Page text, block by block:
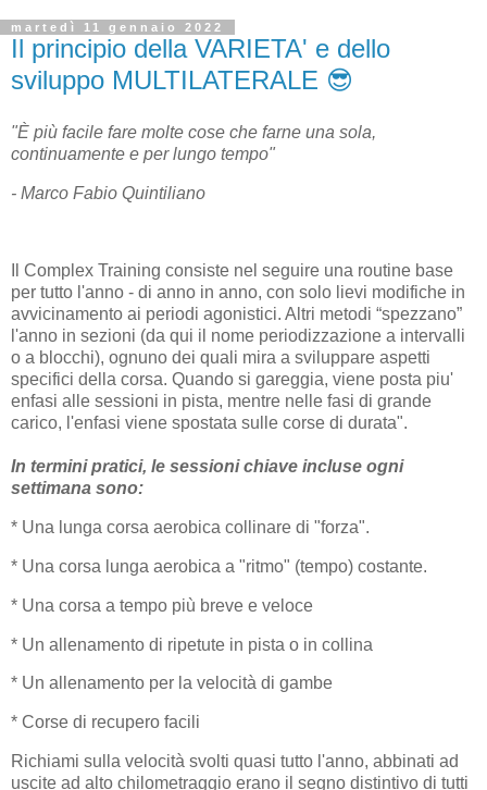
martedì 11 gennaio 2022
Il principio della VARIETA' e dello
sviluppo MULTILATERALE 😎
"È più facile fare molte cose che farne una sola,
continuamente e per lungo tempo"
- Marco Fabio Quintiliano
Il Complex Training consiste nel seguire una routine base
per tutto l'anno - di anno in anno, con solo lievi modifiche in
avvicinamento ai periodi agonistici. Altri metodi “spezzano”
l'anno in sezioni (da qui il nome periodizzazione a intervalli
o a blocchi), ognuno dei quali mira a sviluppare aspetti
specifici della corsa. Quando si gareggia, viene posta piu'
enfasi alle sessioni in pista, mentre nelle fasi di grande
carico, l'enfasi viene spostata sulle corse di durata".
In termini pratici, le sessioni chiave incluse ogni
settimana sono:
* Una lunga corsa aerobica collinare di "forza".
* Una corsa lunga aerobica a "ritmo" (tempo) costante.
* Una corsa a tempo più breve e veloce
* Un allenamento di ripetute in pista o in collina
* Un allenamento per la velocità di gambe
* Corse di recupero facili
Richiami sulla velocità svolti quasi tutto l'anno, abbinati ad
uscite ad alto chilometraggio erano il segno distintivo di tutti